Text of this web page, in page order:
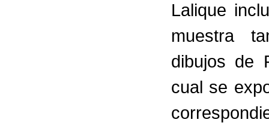
Lalique
muestra
dibujos de
cual se